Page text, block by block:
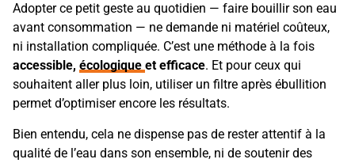
Adopter ce petit geste au quotidien — faire bouillir son eau
avant consommation — ne demande ni matériel coûteux,
ni installation compliquée. C’est une méthode à la fois
accessible, écologique et efficace. Et pour ceux qui
souhaitent aller plus loin, utiliser un filtre après ébullition
permet d’optimiser encore les résultats.
Bien entendu, cela ne dispense pas de rester attentif à la
qualité de l’eau dans son ensemble, ni de soutenir des